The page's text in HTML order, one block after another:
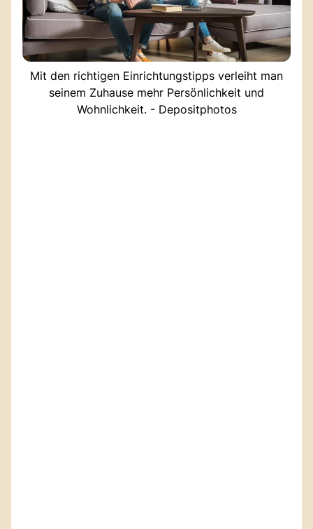
Mit den richtigen Einrichtungstipps verleiht man
seinem Zuhause mehr Persönlichkeit und
Wohnlichkeit. - Depositphotos